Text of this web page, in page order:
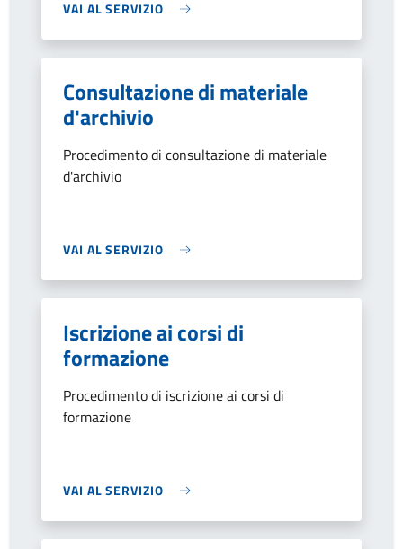
VAI AL SERVIZIO
Consultazione di materiale
d'archivio
Procedimento di consultazione di materiale
d'archivio
VAI AL SERVIZIO
Iscrizione ai corsi di
formazione
Procedimento di iscrizione ai corsi di
formazione
VAI AL SERVIZIO